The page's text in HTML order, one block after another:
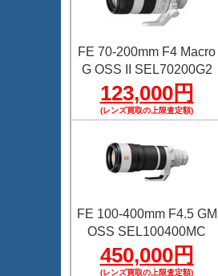
FE 70-200mm F4 Macro
G OSS II SEL70200G2
123,000円
(レンズ買取の上限査定額)
FE 100-400mm F4.5 GM
OSS SEL100400MC
450,000円
(レンズ買取の上限査定額)